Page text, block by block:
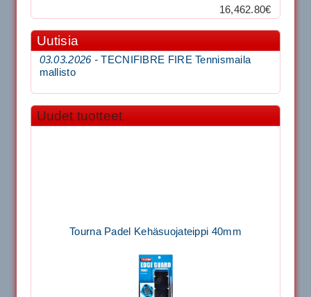
16,462.80€
Uutisia
03.03.2026 -TECNIFIBRE FIRE Tennismaila
mallisto
Uudet tuotteet
Tourna Padel Kehäsuojateippi 40mm